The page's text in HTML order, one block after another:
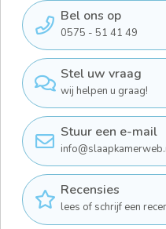
Bel ons op
0575 - 51 41 49
Stel uw vraag
wij helpen u graag!
Stuur een e-mail
Recensies
lees of schrijf een